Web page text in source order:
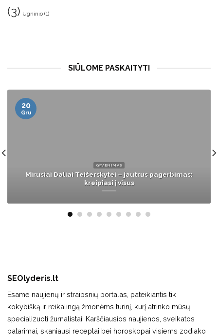
(3) Ugninio (1)
SIŪLOME PASKAITYTI
LIETUVA
Muštynės restorane nustebino: du gynėsi prieš vieną,
o konflikto priežastis – „amoralumas“
13
Bal
SEOlyderis.lt
Esame naujienų ir straipsnių portalas, pateikiantis tik
kokybišką ir reikalingą žmonėms turinį, kurį atrinko mūsų
specializuoti žurnalistai! Karščiausios naujienos, sveikatos
patarimai, skaniausi receptai bei horoskopai visiems zodiako